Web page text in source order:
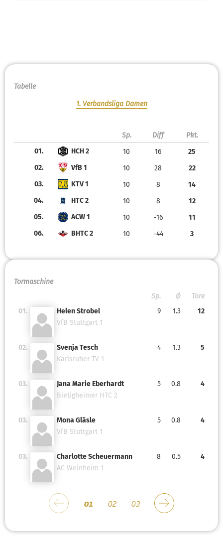
Tabelle
1. Verbandsliga Damen
Sp. Diff
Pkt.
01.
HCH 2 10 16
25
02.
VfB 1 10 28
22
03.
KTV 1 10 8
14
04.
HTC 2 10 8
12
05.
ACW 1 10 -16
11
06.
BHTC 2 10 -44 3
Tormaschine
Sp.
Ø
Tore
01.
Helen Strobel
VfB Stuttgart 1
9 1.3 12
02.
Svenja Tesch
Karlsruher TV 1
4 1.3 5
03.
Jana Marie Eberhardt
Bietigheimer HTC 2
5 0.8 4
03.
Mona Gläsle
VfB Stuttgart 1
5 0.8 4
03.
Charlotte Scheuermann
AC Weinheim 1
8 0.5 4
01 02 03